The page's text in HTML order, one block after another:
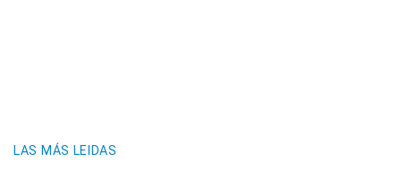
LAS MÁS LEIDAS